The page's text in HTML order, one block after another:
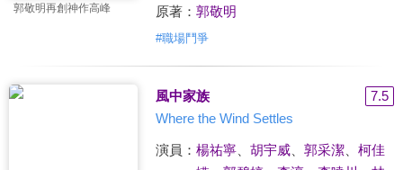
郭敬明再創神作高峰 原著： 郭敬明
#職場鬥爭
風中家族
7.5
Where the Wind Settles
演員： 楊祐寧、 胡宇威、 郭采潔、 柯佳